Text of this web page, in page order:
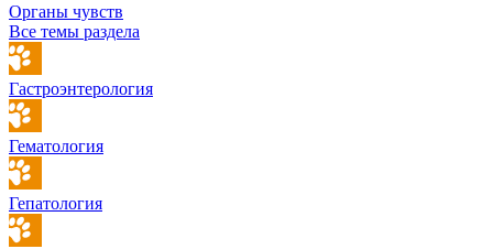
Органы чувств
Все темы раздела
Гастроэнтерология
Гематология
Гепатология